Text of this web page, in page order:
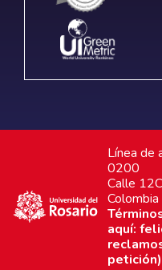
Línea de
0200
Calle
Colombia
aquí:
petición)